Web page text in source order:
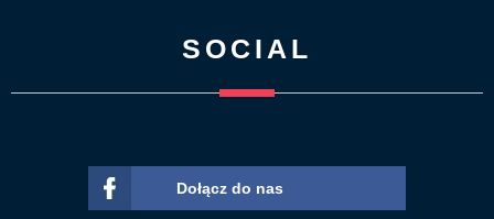
SOCIAL
Dołącz do nas